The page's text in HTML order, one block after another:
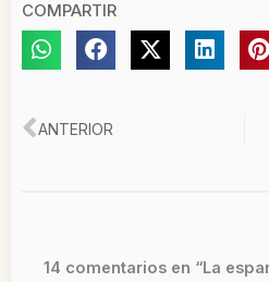
COMPARTIR
Ant
ANTERIOR
14 comentarios en “La